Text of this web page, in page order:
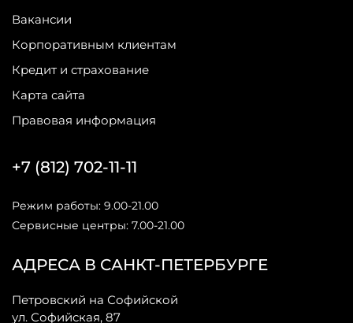
Вакансии
Корпоративным клиентам
Кредит и страхование
Карта сайта
Правовая информация
АДРЕСА В САНКТ-ПЕТЕРБУРГЕ
Петровский на Софийской
ул. Софийская, 87
+7 (812) 702-11-11
Режим работы: 9.00-21.00
Сервисные центры: 7.00-21.00